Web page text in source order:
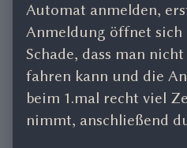
Automat anmelden,
Anmeldung öffnet sich
Schade, dass man
fahren kann und die
beim 1.mal recht viel
nimmt, anschließend